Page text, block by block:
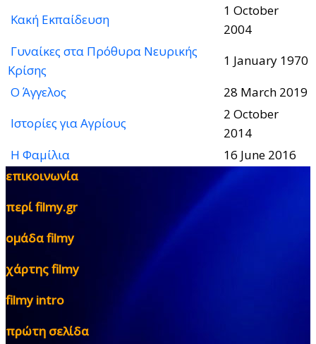
Κακή Εκπαίδευση
1 October
2004
Γυναίκες στα Πρόθυρα Νευρικής
Κρίσης
1 January 1970
Ο Άγγελος
28 March 2019
Ιστορίες για Αγρίους
2 October
2014
Η Φαμίλια
16 June 2016
επικοινωνία
περί filmy.gr
ομάδα filmy
χάρτης filmy
filmy intro
πρώτη σελίδα